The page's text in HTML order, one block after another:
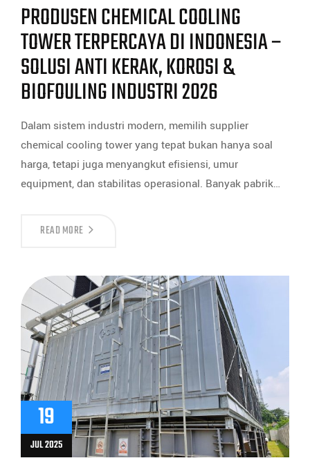
PRODUSEN CHEMICAL COOLING
TOWER TERPERCAYA DI INDONESIA –
SOLUSI ANTI KERAK, KOROSI &
BIOFOULING INDUSTRI 2026
Dalam sistem industri modern, memilih supplier
chemical cooling tower yang tepat bukan hanya soal
harga, tetapi juga menyangkut efisiensi, umur
equipment, dan stabilitas operasional. Banyak pabrik…
READ MORE
19
JUL 2025